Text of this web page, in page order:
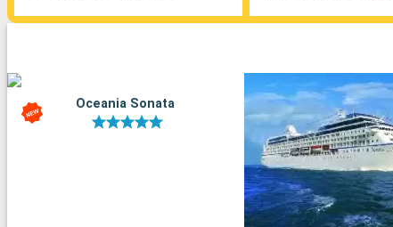
Oceania Sonata